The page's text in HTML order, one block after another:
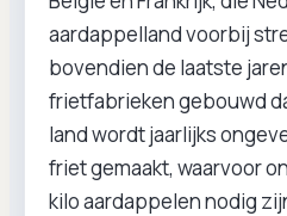
aardappelland voorbij
bovendien de laatste
frietfabrieken gebouwd
land wordt jaarlijks
friet gemaakt, waarvoor
kilo aardappelen nodig